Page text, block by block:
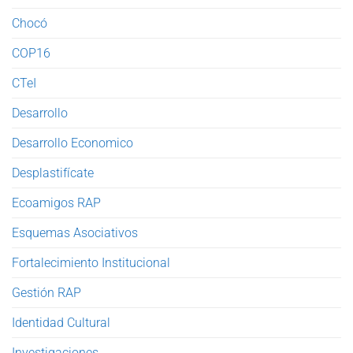
Chocó
COP16
CTeI
Desarrollo
Desarrollo Economico
Desplastifícate
Ecoamigos RAP
Esquemas Asociativos
Fortalecimiento Institucional
Gestión RAP
Identidad Cultural